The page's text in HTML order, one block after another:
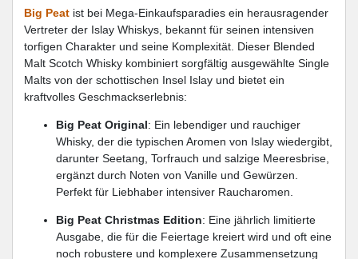
Big Peat ist bei Mega-Einkaufsparadies ein herausragender
Vertreter der Islay Whiskys, bekannt für seinen intensiven
torfigen Charakter und seine Komplexität. Dieser Blended
Malt Scotch Whisky kombiniert sorgfältig ausgewählte Single
Malts von der schottischen Insel Islay und bietet ein
kraftvolles Geschmackserlebnis:
Big Peat Original: Ein lebendiger und rauchiger
Whisky, der die typischen Aromen von Islay wiedergibt,
darunter Seetang, Torfrauch und salzige Meeresbrise,
ergänzt durch Noten von Vanille und Gewürzen.
Perfekt für Liebhaber intensiver Raucharomen.
Big Peat Christmas Edition: Eine jährlich limitierte
Ausgabe, die für die Feiertage kreiert wird und oft eine
noch robustere und komplexere Zusammensetzung